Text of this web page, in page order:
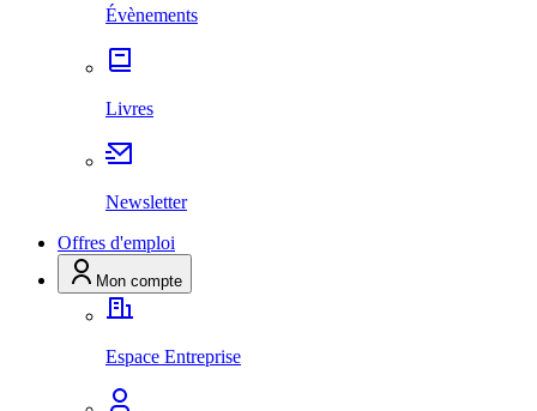
Évènements
Livres
Newsletter
Offres d'emploi
Mon compte
Espace Entreprise